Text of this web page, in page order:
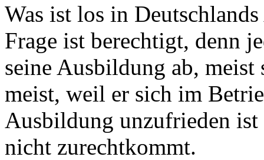
Was ist los in
Frage ist berechtigt, denn
seine Ausbildung ab,
meist, weil er sich im
Ausbildung unzufrieden
nicht zurechtkommt.